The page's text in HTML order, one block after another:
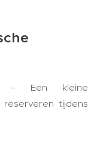
– Een kleine
tijdens